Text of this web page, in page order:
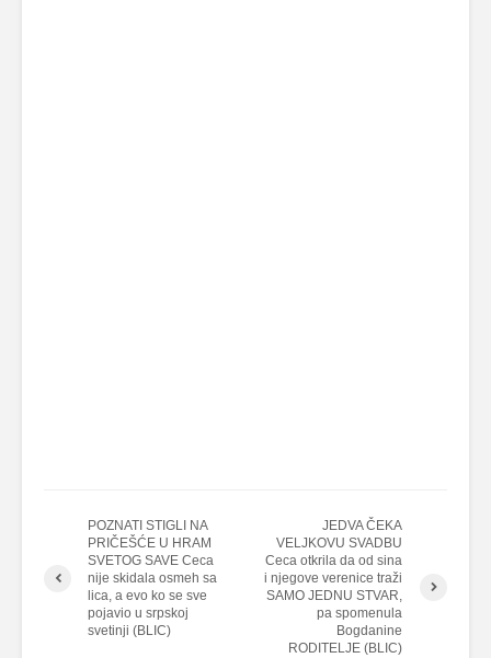
POZNATI STIGLI NA
PRIČEŠĆE U HRAM
SVETOG SAVE Ceca
nije skidala osmeh sa
lica, a evo ko se sve
pojavio u srpskoj
svetinji (BLIC)
JEDVA ČEKA
VELJKOVU SVADBU
Ceca otkrila da od sina
i njegove verenice traži
SAMO JEDNU STVAR,
pa spomenula
Bogdanine
RODITELJE (BLIC)